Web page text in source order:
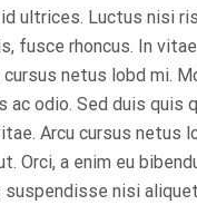
ultrices. Luctus nisi
fusce rhoncus. In
netus lobd mi.
odio. Sed duis quis
Arcu cursus netus
Orci, a enim eu
nisi